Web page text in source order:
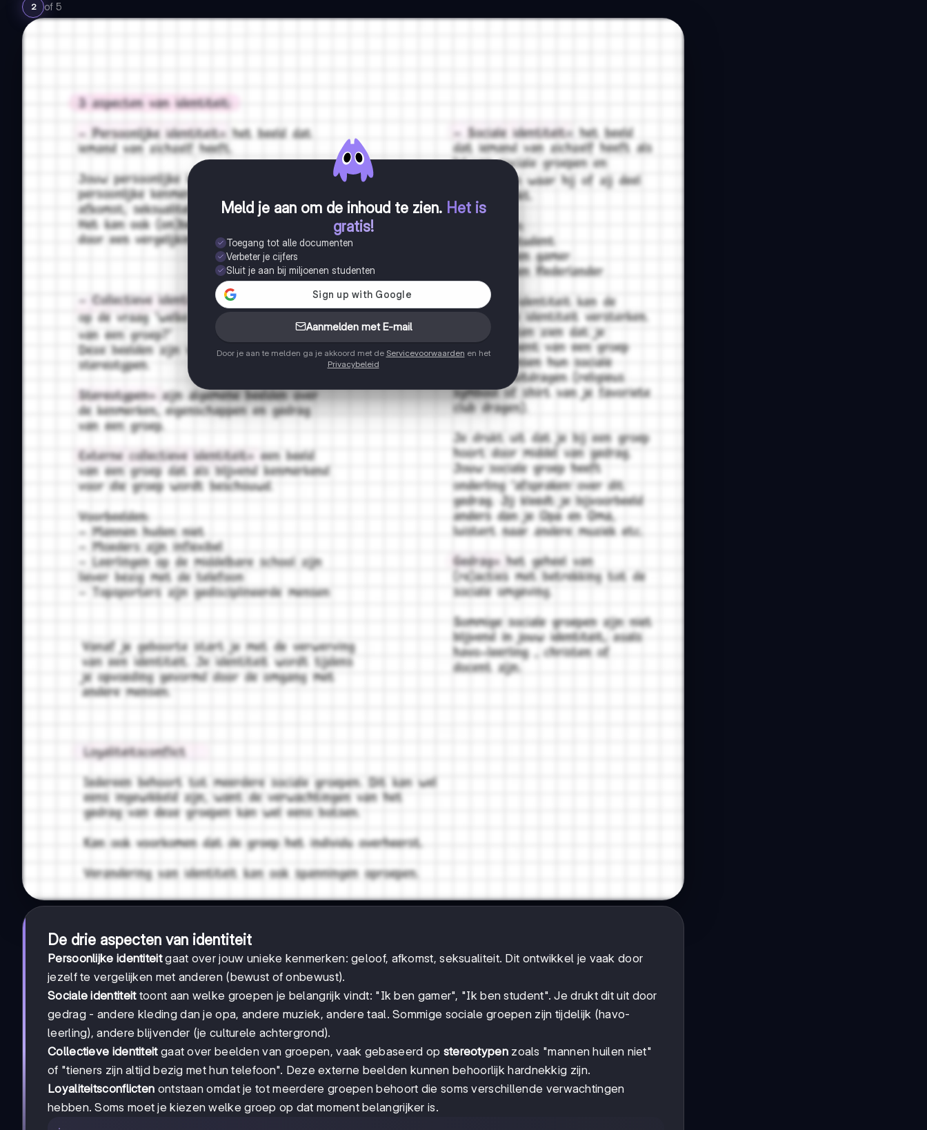
2 of 5
Meld je aan om de inhoud te zien. Het is
gratis!
Toegang tot alle documenten
Verbeter je cijfers
Sluit je aan bij miljoenen studenten
Aanmelden met E-mail
Door je aan te melden ga je akkoord met de Servicevoorwaarden en het
Privacybeleid
De drie aspecten van identiteit
Persoonlijke identiteitgaat over jouw unieke kenmerken: geloof, afkomst, seksualiteit. Dit ontwikkel je vaak door
jezelf te vergelijken met anderen (bewust of onbewust).
Sociale identiteittoont aan welke groepen je belangrijk vindt: "Ik ben gamer", "Ik ben student". Je drukt dit uit door
gedrag - andere kleding dan je opa, andere muziek, andere taal. Sommige sociale groepen zijn tijdelijk (havo-
leerling), andere blijvender (je culturele achtergrond).
Collectieve identiteitgaat over beelden van groepen, vaak gebaseerd op stereotypenzoals "mannen huilen niet"
of "tieners zijn altijd bezig met hun telefoon". Deze externe beelden kunnen behoorlijk hardnekkig zijn.
Loyaliteitsconflicten ontstaan omdat je tot meerdere groepen behoort die soms verschillende verwachtingen
hebben. Soms moet je kiezen welke groep op dat moment belangrijker is.